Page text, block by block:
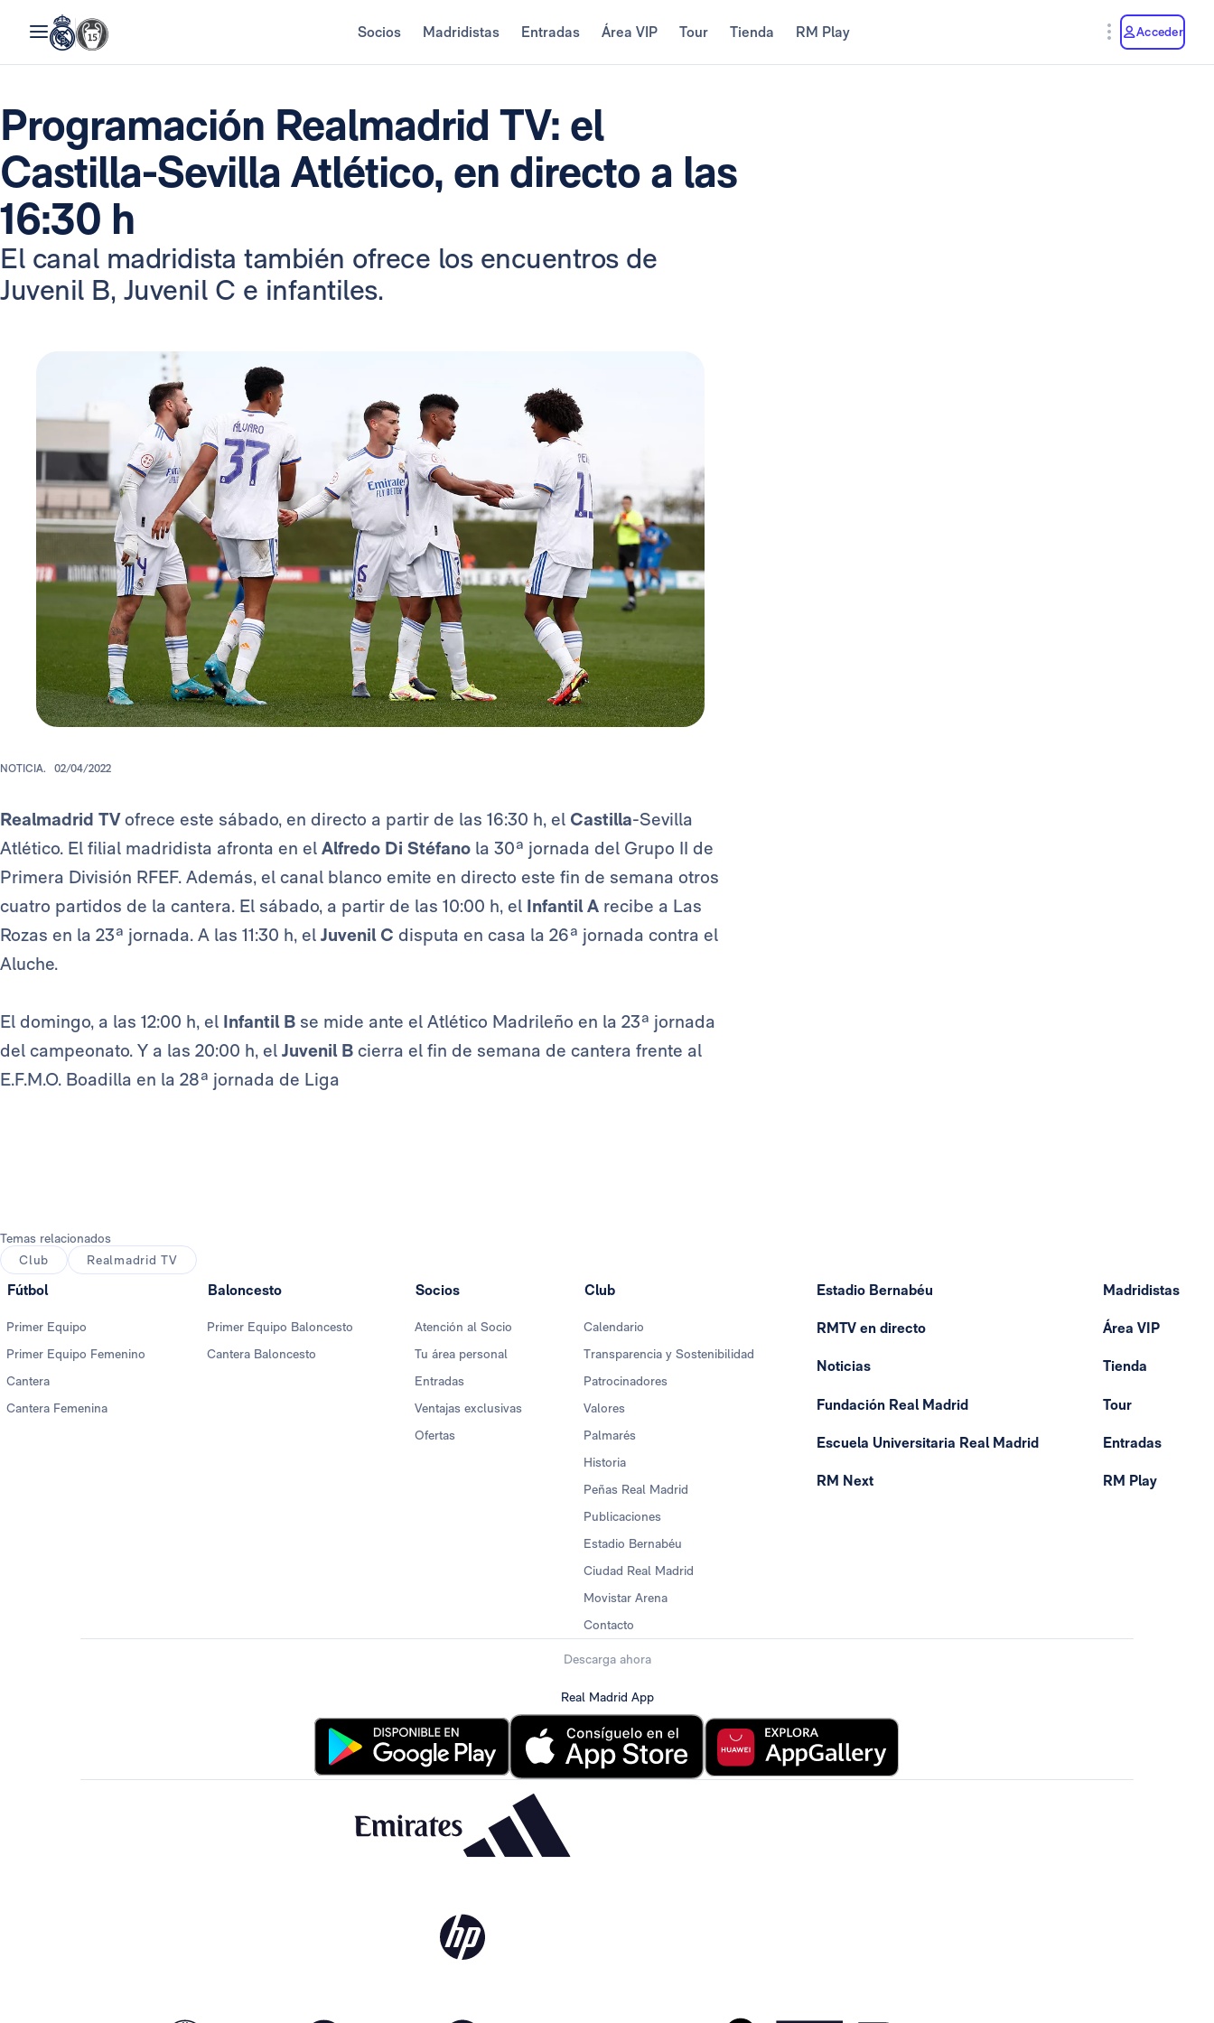
Socios Madridistas Entradas Área VIP Tour Tienda RM Play Acceder
Programación Realmadrid TV: el
Castilla-Sevilla Atlético, en directo a las
16:30 h
El canal madridista también ofrece los encuentros de
Juvenil B, Juvenil C e infantiles.
NOTICIA. 02/04/2022
Realmadrid TVofrece este sábado, en directo a partir de las 16:30 h, el Castilla-Sevilla
Atlético. El filial madridista afronta en el Alfredo Di Stéfano la 30ª jornada del Grupo II de
Primera División RFEF. Además, el canal blanco emite en directo este fin de semana otros
cuatro partidos de la cantera. El sábado, a partir de las 10:00 h, el Infantil A recibe a Las
Rozas en la 23ª jornada. A las 11:30 h, el Juvenil C disputa en casa la 26ª jornada contra el
Aluche.
El domingo, a las 12:00 h, el Infantil B se mide ante el Atlético Madrileño en la 23ª jornada
del campeonato. Y a las 20:00 h, el Juvenil B cierra el fin de semana de cantera frente al
E.F.M.O. Boadilla en la 28ª jornada de Liga
Temas relacionados
Club
Realmadrid TV
Fútbol
Primer Equipo
Primer Equipo Femenino
Cantera
Cantera Femenina
Baloncesto
Primer Equipo Baloncesto
Cantera Baloncesto
Socios
Atención al Socio
Tu área personal
Entradas
Ventajas exclusivas
Ofertas
Club
Calendario
Transparencia y Sostenibilidad
Patrocinadores
Valores
Palmarés
Historia
Peñas Real Madrid
Publicaciones
Estadio Bernabéu
Ciudad Real Madrid
Movistar Arena
Contacto
Estadio Bernabéu
RMTV en directo
Noticias
Fundación Real Madrid
Escuela Universitaria Real Madrid
RM Next
Madridistas
Área VIP
Tienda
Tour
Entradas
RM Play
Descarga ahora
Real Madrid App